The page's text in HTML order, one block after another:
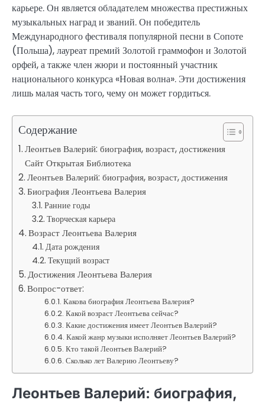
карьере. Он является обладателем множества престижных
музыкальных наград и званий. Он победитель
Международного фестиваля популярной песни в Сопоте
(Польша), лауреат премий Золотой граммофон и Золотой
орфей, а также член жюри и постоянный участник
национального конкурса «Новая волна». Эти достижения
лишь малая часть того, чему он может гордиться.
Содержание
Леонтьев Валерий: биография, возраст, достижения
Сайт Открытая Библиотека
Леонтьев Валерий: биография, возраст, достижения
Биография Леонтьева Валерия
Ранние годы
Творческая карьера
Возраст Леонтьева Валерия
Дата рождения
Текущий возраст
Достижения Леонтьева Валерия
Вопрос-ответ:
Какова биография Леонтьева Валерия?
Какой возраст Леонтьева сейчас?
Какие достижения имеет Леонтьев Валерий?
Какой жанр музыки исполняет Леонтьев Валерий?
Кто такой Леонтьев Валерий?
Сколько лет Валерию Леонтьеву?
Леонтьев Валерий: биография,